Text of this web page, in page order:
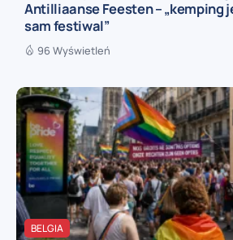
Antilliaanse Feesten – „kemping
sam festiwal”
96 Wyświetleń
BELGIA